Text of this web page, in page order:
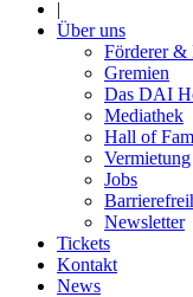
|
Über uns
Förderer &
Gremien
Das DAI
Mediathek
Hall of
Vermietung
Jobs
Newsletter
Tickets
Kontakt
News